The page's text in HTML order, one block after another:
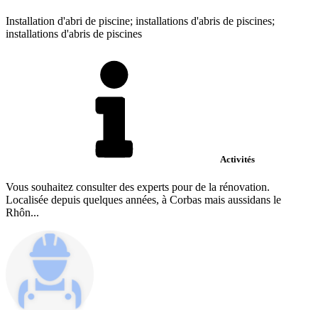
Installation d'abri de piscine; installations d'abris de piscines;
installations d'abris de piscines
Activités
Vous souhaitez consulter des experts pour de la rénovation.
Localisée depuis quelques années, à Corbas mais aussidans le
Rhôn...